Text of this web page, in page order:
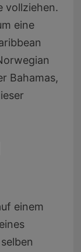
vollziehen.
eine
Bahamas,
einem